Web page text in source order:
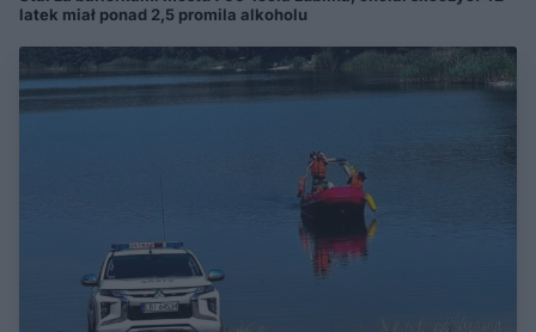
latek miał ponad 2,5 promila alkoholu